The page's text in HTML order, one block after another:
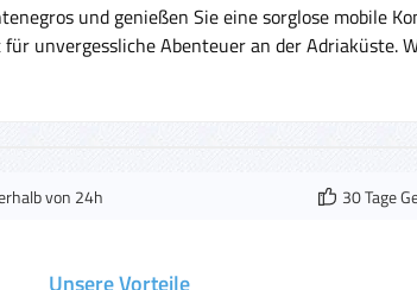
und genießen Sie eine sorglose mobile
unvergessliche Abenteuer an der
von 24h 30 Tage
Unsere Vorteile